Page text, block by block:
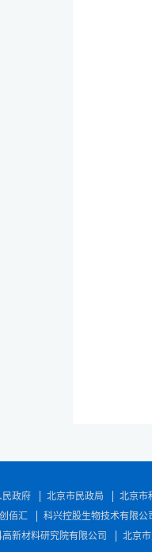
民政府 北京市民政局
北京市
创佰汇
科兴控股生物技术有限公
新材料研究院有限公司
北京